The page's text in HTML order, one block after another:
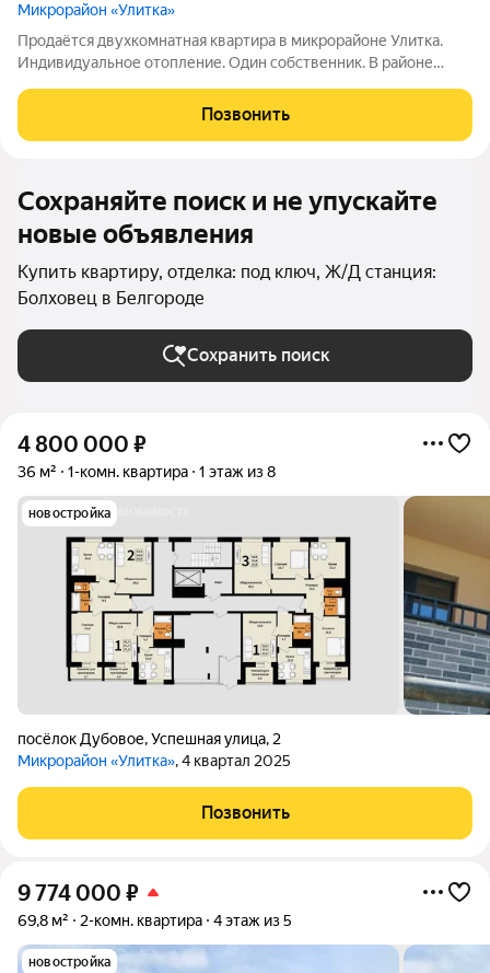
Микрорайон «Улитка»
Продаётся двухкомнатная квартира в микрорайоне Улитка.
Индивидуальное отопление. Один собственник. В районе
Позвонить
Сохраняйте поиск и не упускайте
новые объявления
Купить квартиру, отделка: под ключ, Ж/Д станция:
Болховец в Белгороде
Сохранить поиск
4 800 000 ₽
36 м² 1-комн. квартира 1 этаж из 8
новостройка
посёлок Дубовое,Успешная улица, 2
Микрорайон «Улитка», 4 квартал 2025
Позвонить
9 774 000 ₽
69,8 м² 2-комн. квартира 4 этаж из 5
новостройка